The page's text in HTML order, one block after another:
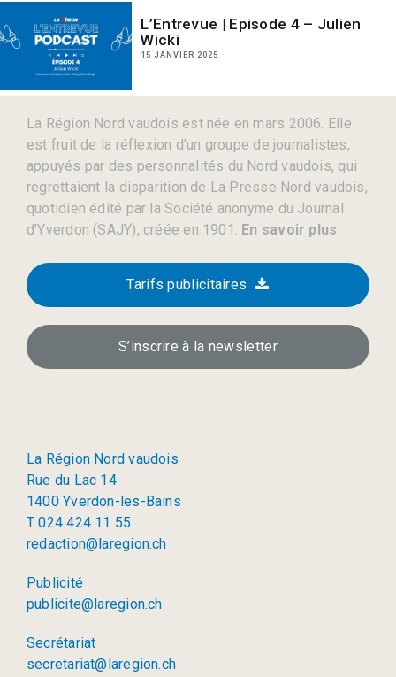
L’Entrevue | Episode 4 – Julien
Wicki
15 JANVIER 2025
La Région Nord vaudois est née en mars 2006. Elle
est fruit de la réflexion d’un groupe de journalistes,
appuyés par des personnalités du Nord vaudois, qui
regrettaient la disparition de La Presse Nord vaudois,
quotidien édité par la Société anonyme du Journal
d’Yverdon (SAJY), créée en 1901. En savoir plus
Tarifs publicitaires
S’inscrire à la newsletter
La Région Nord vaudois
Rue du Lac 14
1400 Yverdon-les-Bains
T 024 424 11 55
redaction@laregion.ch
Publicité
publicite@laregion.ch
Secrétariat
secretariat@laregion.ch